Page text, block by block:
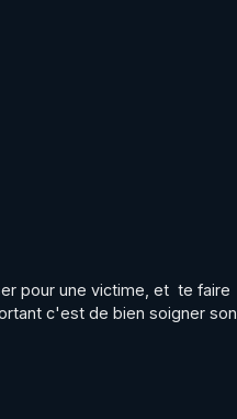
pour une victime, et  te faire
c'est de bien soigner son